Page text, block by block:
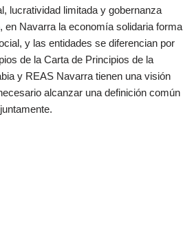
lucratividad limitada y gobernanza
en Navarra la economía solidaria forma
y las entidades se diferencian por
de la Carta de Principios de la
y REAS Navarra tienen una visión
alcanzar una definición común